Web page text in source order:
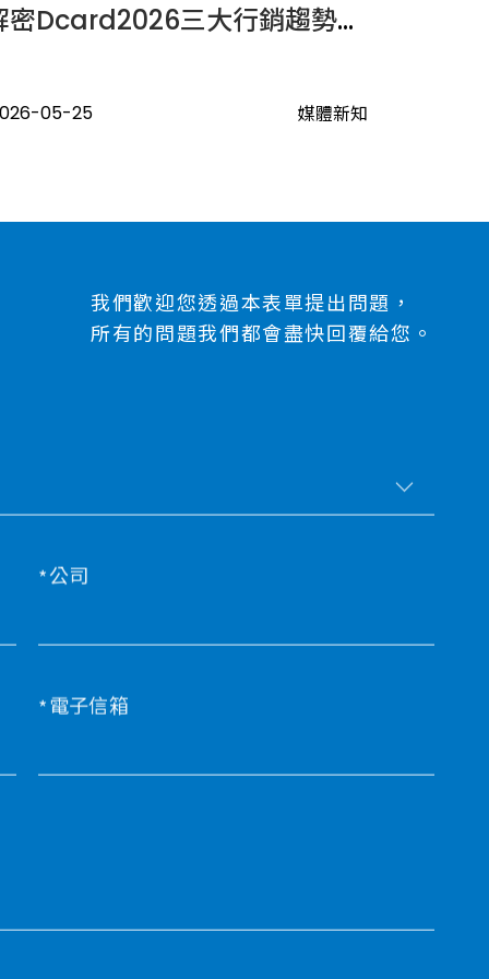
解密Dcard2026三大行銷趨勢：迎戰 GEO 時代
05-25 媒體新知
我們歡迎您透過本表單提出問題，
所有的問題我們都會盡快回覆給您。
公司
電子信箱